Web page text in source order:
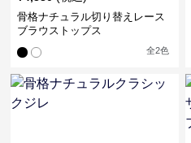
骨格ナチュラル切り替えレース
ブラウストップス
全2色